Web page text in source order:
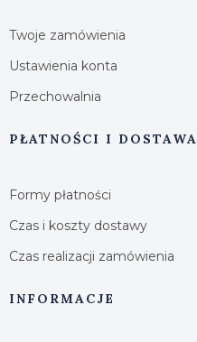
Twoje zamówienia
Ustawienia konta
Przechowalnia
PŁATNOŚCI I DOSTAWA
Formy płatności
Czas i koszty dostawy
Czas realizacji zamówienia
INFORMACJE